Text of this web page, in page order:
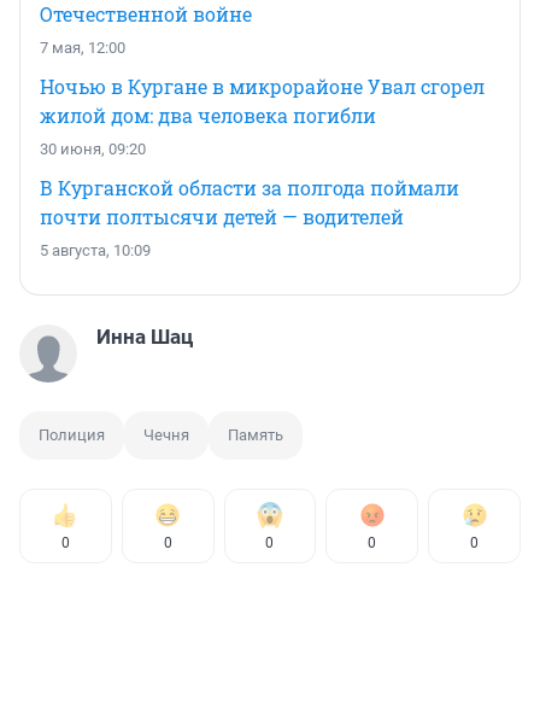
Отечественной войне
7 мая, 12:00
Ночью в Кургане в микрорайоне Увал сгорел
жилой дом: два человека погибли
30 июня, 09:20
В Курганской области за полгода поймали
почти полтысячи детей — водителей
5 августа, 10:09
Инна Шац
Полиция Чечня Память
0 0 0 0 0